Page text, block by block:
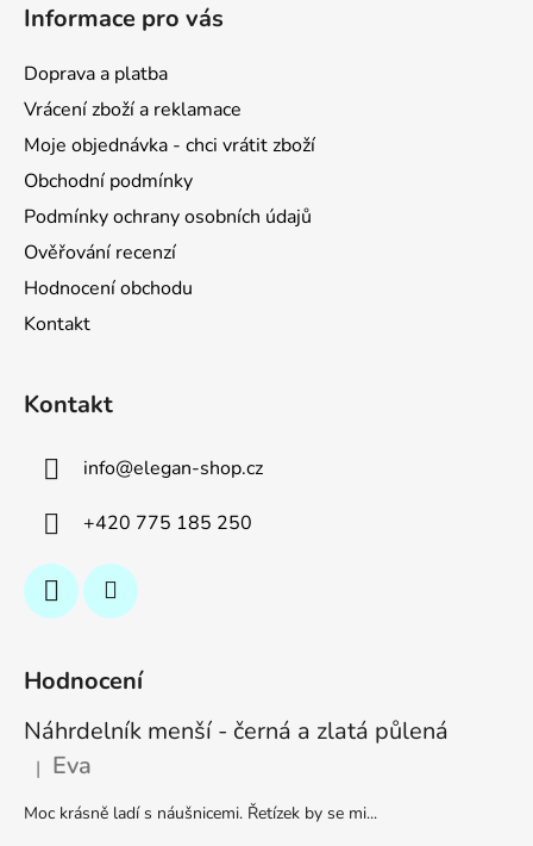
Informace pro vás
Doprava a platba
Vrácení zboží a reklamace
Moje objednávka - chci vrátit zboží
Obchodní podmínky
Podmínky ochrany osobních údajů
Ověřování recenzí
Hodnocení obchodu
Kontakt
Kontakt
info@elegan-shop.cz
+420 775 185 250
Hodnocení
Náhrdelník menší - černá a zlatá půlená
Hodnocení produktu je 5 z 5 hvězdiček.
| Eva
Moc krásně ladí s náušnicemi. Řetízek by se mi...